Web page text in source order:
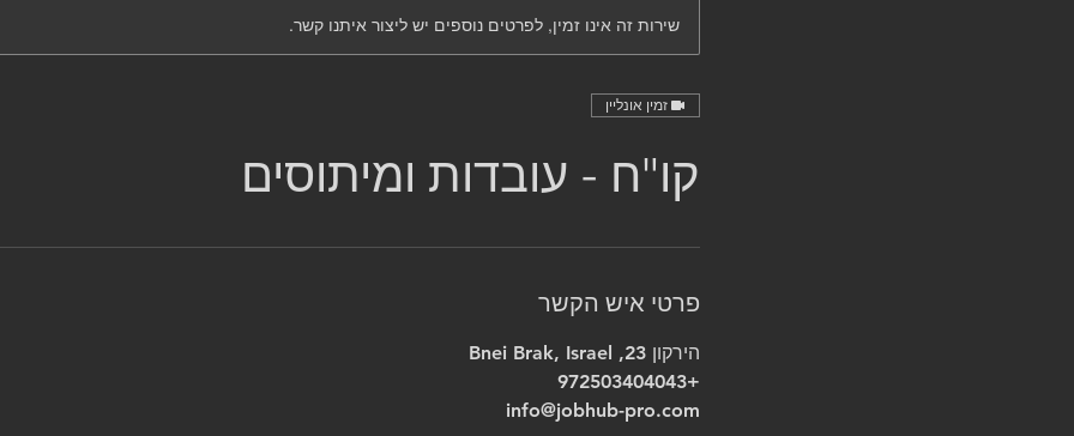
שירות זה אינו זמין, לפרטים נוספים יש ליצור איתנו קשר.
זמין אונליין
קו"ח - עובדות ומיתוסים
פרטי איש הקשר
הירקון 23, Bnei Brak, Israel
+972503404043
info@jobhub-pro.com